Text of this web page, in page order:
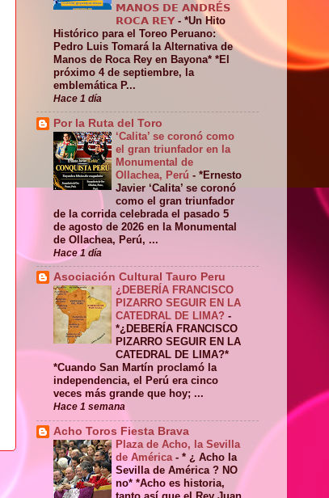
𝗠𝗔𝗡𝗢𝗦 𝗗𝗘 𝗔𝗡𝗗𝗥É𝗦
𝗥𝗢𝗖𝗔 𝗥𝗘𝗬 - *Un Hito
Histórico para el Toreo Peruano:
Pedro Luis Tomará la Alternativa de
Manos de Roca Rey en Bayona* *El
próximo 4 de septiembre, la
emblemática P...
Hace 1 día
Por la Ruta del Toro
‘Calita’ se coronó como
el gran triunfador en la
Monumental de
Ollachea, Perú - *Ernesto
Javier ‘Calita’ se coronó
como el gran triunfador
de la corrida celebrada el pasado 5
de agosto de 2026 en la Monumental
de Ollachea, Perú, ...
Hace 1 día
Asociación Cultural Tauro Peru
¿DEBERÍA FRANCISCO
PIZARRO SEGUIR EN LA
CATEDRAL DE LIMA? -
*¿DEBERÍA FRANCISCO
PIZARRO SEGUIR EN LA
CATEDRAL DE LIMA?*
*Cuando San Martín proclamó la
independencia, el Perú era cinco
veces más grande que hoy; ...
Hace 1 semana
Acho Toros Fiesta Brava
Plaza de Acho, la Sevilla
de América - * ¿ Acho la
Sevilla de América ? NO
no* *Acho es historia,